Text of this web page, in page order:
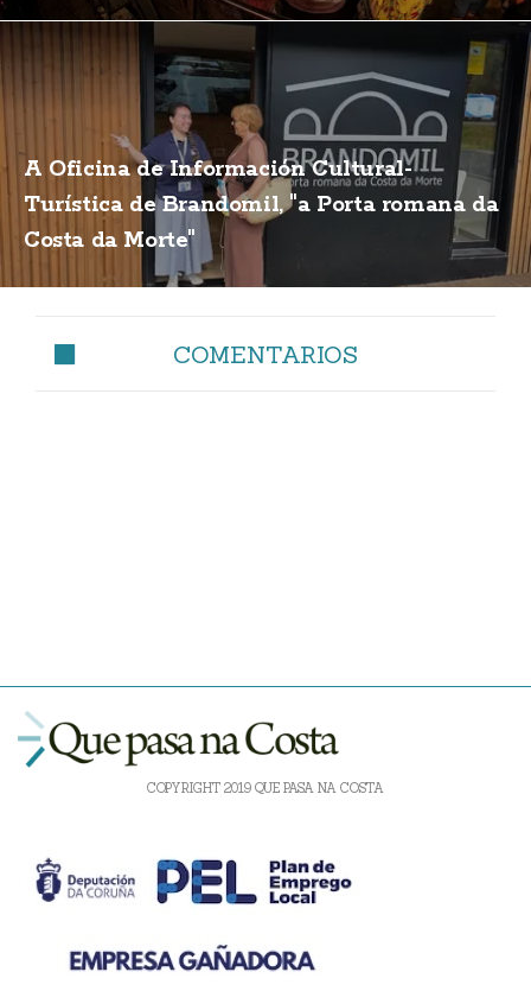
A Oficina de Información Cultural-
Turística de Brandomil, "a Porta romana da
Costa da Morte"
COMENTARIOS
COPYRIGHT 2019 QUE PASA NA COSTA